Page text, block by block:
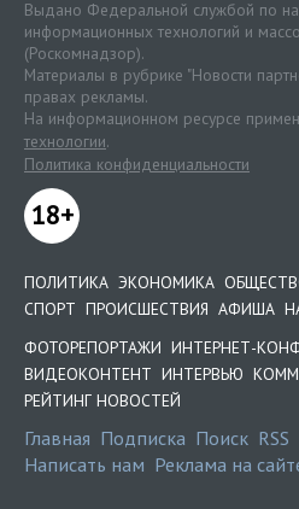
Выдано Федеральной службой по
информационных технологий и
(Роскомнадзор).
Материалы в рубрике "Новости
правах рекламы.
На информационном ресурсе
технологии.
Политика конфиденциальности
18+
ПОЛИТИКА ЭКОНОМИКА
СПОРТ ПРОИСШЕСТВИЯ АФИША
ФОТОРЕПОРТАЖИ ИНТЕРНЕТ-
ВИДЕОКОНТЕНТ ИНТЕРВЬЮ
РЕЙТИНГ НОВОСТЕЙ
Главная Подписка Поиск RSS
Написать нам Реклама на